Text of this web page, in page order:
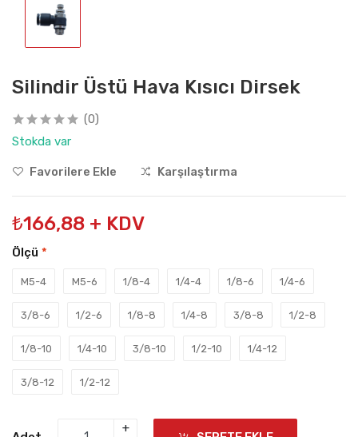
Silindir Üstü Hava Kısıcı Dirsek
(0)
Stokda var
Favorilere Ekle Karşılaştırma
₺166,88 + KDV
Ölçü *
M5-4 M5-6 1/8-4 1/4-4 1/8-6 1/4-6
3/8-6 1/2-6 1/8-8 1/4-8 3/8-8 1/2-8
1/8-10 1/4-10 3/8-10 1/2-10 1/4-12
3/8-12 1/2-12
+